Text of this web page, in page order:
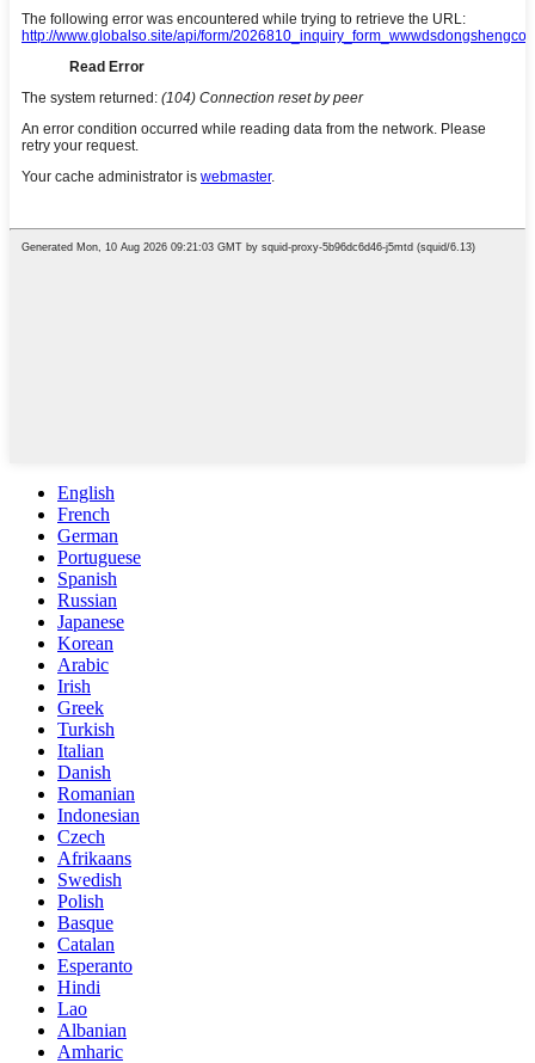
English
French
German
Portuguese
Spanish
Russian
Japanese
Korean
Arabic
Irish
Greek
Turkish
Italian
Danish
Romanian
Indonesian
Czech
Afrikaans
Swedish
Polish
Basque
Catalan
Esperanto
Hindi
Lao
Albanian
Amharic